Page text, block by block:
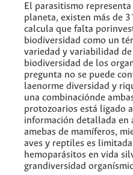
El parasitismo
planeta, existen más de
calcula que falta
biodiversidad como un
variedad y variabilidad
biodiversidad de los
pregunta no se puede
laenorme diversidad y
una combinaciónde
protozoarios está ligado
información detallada en
amebas de mamíferos,
aves y reptiles es
hemoparásitos en vida
grandiversidad